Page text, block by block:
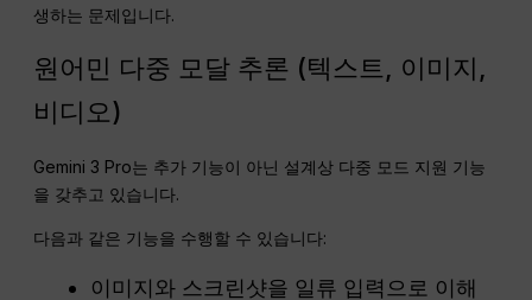
생하는 문제입니다.
원어민 다중 모달 추론 (텍스트, 이미지,
비디오)
Gemini 3 Pro는 추가 기능이 아닌 설계상 다중 모드 지원 기능
을 갖추고 있습니다.
다음과 같은 기능을 수행할 수 있습니다:
이미지와 스크린샷을 일류 입력으로 이해